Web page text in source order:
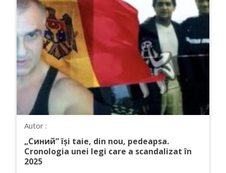
Autor :
„Синий” își taie, din nou, pedeapsa.
Cronologia unei legi care a scandalizat în
2025